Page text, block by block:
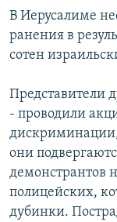
Вернутся
поиску
КАВКАЗ.РЕАЛИИ
СЕВЕР.РЕАЛИИ
РАСПИСАНИЕ
ПОДПИШИТЕСЬ
СОЦИАЛЬНЫЕ СЕТИ
В Иерусалиме
ранения в
сотен
Представители
- проводили
они
демонстрантов
полицейских,
дубинки.